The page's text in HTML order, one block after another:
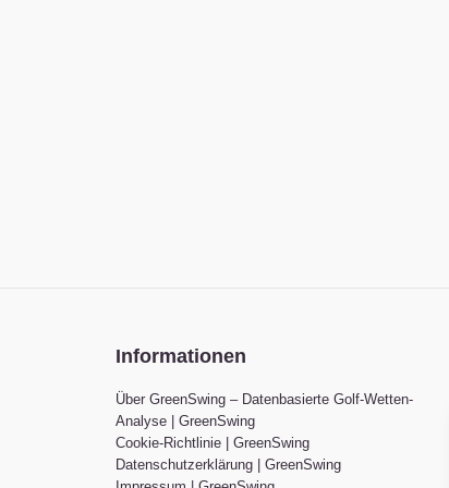
Informationen
Über GreenSwing – Datenbasierte Golf-Wetten-
Analyse | GreenSwing
Cookie-Richtlinie | GreenSwing
Datenschutzerklärung | GreenSwing